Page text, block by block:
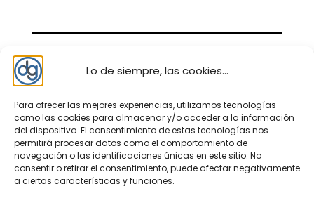
Lo de siempre, las cookies...
Para ofrecer las mejores experiencias, utilizamos tecnologías
como las cookies para almacenar y/o acceder a la información
del dispositivo. El consentimiento de estas tecnologías nos
permitirá procesar datos como el comportamiento de
navegación o las identificaciones únicas en este sitio. No
consentir o retirar el consentimiento, puede afectar negativamente
a ciertas características y funciones.
Nosotros – contacto